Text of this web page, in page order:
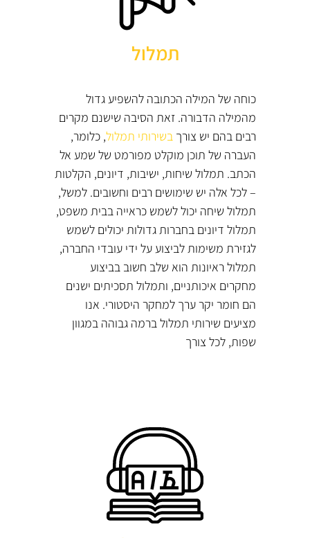
תמלול
כוחה של המילה הכתובה להשפיע גדול
מהמילה הדבורה. זאת הסיבה שישנם מקרים
רבים בהם יש צורךבשירותי תמלול, כלומר,
העברה של תוכן מוקלט מפורמט של שמע אל
הכתב. תמלול שיחות, ישיבות, דיונים, הקלטות
– לכל אלה יש שימושים רבים וחשובים. למשל,
תמלול שיחה יכול לשמש כראייה בבית משפט,
תמלול דיונים בחברות גדולות יכולים לשמש
לגזירת משימות לביצוע על ידי עובדי החברה,
תמלול ראיונות הוא שלב חשוב בביצוע
מחקרים איכותניים, ותמלול תסכיתים ישנים
הם חומר יקר ערך למחקר היסטורי. אנו
מציעים שירותי תמלול ברמה גבוהה במגוון
שפות, לכל צורך